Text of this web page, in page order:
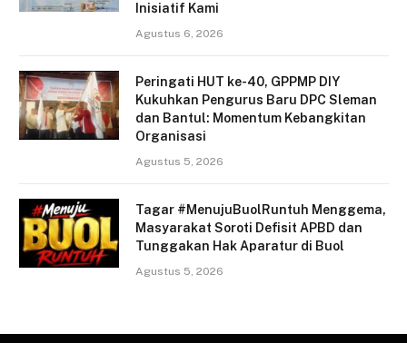
Inisiatif Kami
Agustus 6, 2026
Peringati HUT ke-40, GPPMP DIY
Kukuhkan Pengurus Baru DPC Sleman
dan Bantul: Momentum Kebangkitan
Organisasi
Agustus 5, 2026
Tagar #MenujuBuolRuntuh Menggema,
Masyarakat Soroti Defisit APBD dan
Tunggakan Hak Aparatur di Buol
Agustus 5, 2026